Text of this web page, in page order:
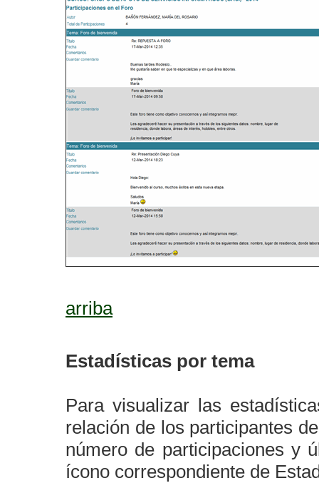
arriba
Estadísticas por tema
Para visualizar las
relación de los participantes
número de participaciones y
ícono correspondiente de